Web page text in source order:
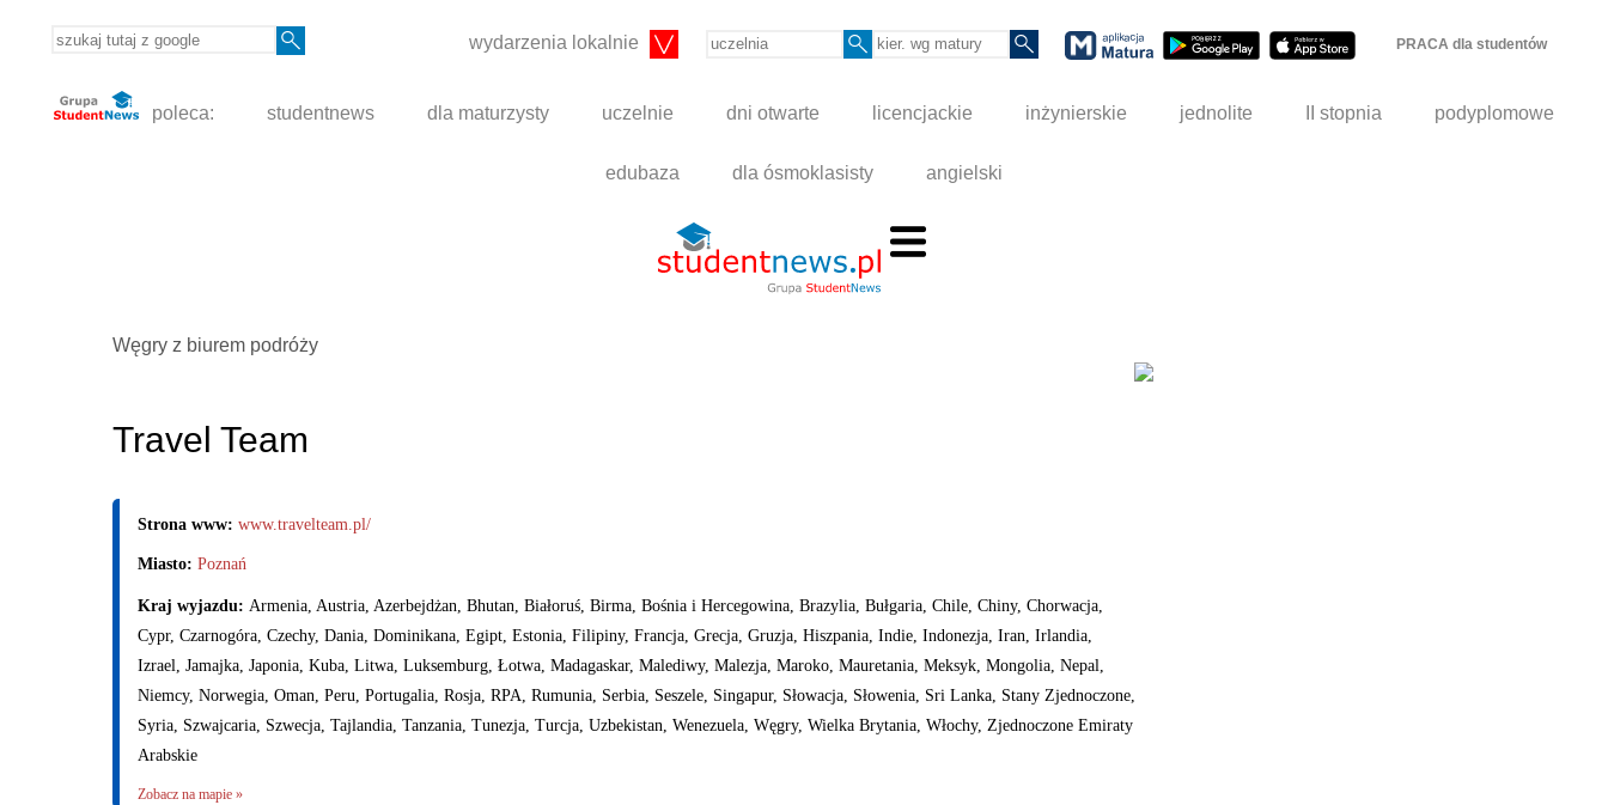
wydarzenia lokalnie PRACA dla studentów
poleca: studentnews dla maturzysty uczelnie dni otwarte licencjackie inżynierskie jednolite II stopnia podyplomowe
edubaza dla ósmoklasisty angielski
Węgry z biurem podróży
Travel Team
Strona www: www.travelteam.pl/
Miasto: Poznań
Kraj wyjazdu: Armenia, Austria, Azerbejdżan, Bhutan, Białoruś, Birma, Bośnia i Hercegowina, Brazylia, Bułgaria, Chile, Chiny, Chorwacja,
Cypr, Czarnogóra, Czechy, Dania, Dominikana, Egipt, Estonia, Filipiny, Francja, Grecja, Gruzja, Hiszpania, Indie, Indonezja, Iran, Irlandia,
Izrael, Jamajka, Japonia, Kuba, Litwa, Luksemburg, Łotwa, Madagaskar, Malediwy, Malezja, Maroko, Mauretania, Meksyk, Mongolia, Nepal,
Niemcy, Norwegia, Oman, Peru, Portugalia, Rosja, RPA, Rumunia, Serbia, Seszele, Singapur, Słowacja, Słowenia, Sri Lanka, Stany Zjednoczone,
Syria, Szwajcaria, Szwecja, Tajlandia, Tanzania, Tunezja, Turcja, Uzbekistan, Wenezuela, Węgry, Wielka Brytania, Włochy, Zjednoczone Emiraty
Arabskie
Zobacz na mapie »